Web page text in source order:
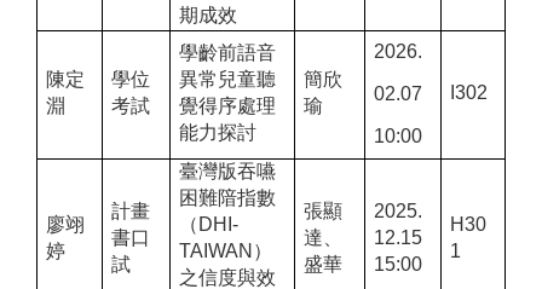
期成效
陳定
淵
學位
考試
學齡前語音
異常兒童聽
覺得序處理
能力探討
簡欣
瑜
2026.
02.07
10:00
I302
廖翊
婷
計畫
書口
試
臺灣版吞嚥
困難隌指數
（ DHI-
TAIWAN ）
之信度與效
張顯
達、
盛華
2025.
12.15
15:00
H30
1